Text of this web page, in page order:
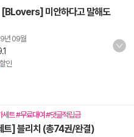
미안하다고 말해도
년 09월
할인
트 #무료대여 #댓글적립금
트] 블리치 (총74권/완결)